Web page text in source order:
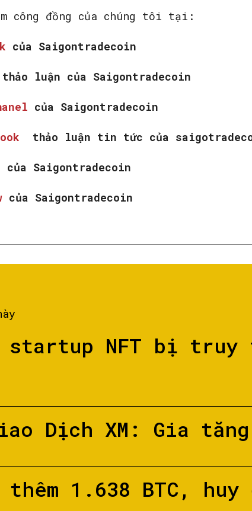
công đồng của chúng tôi tại:
của Saigontradecoin
thảo luận của Saigontradecoin
của Saigontradecoin
thảo luận tin tức của
của Saigontradecoin
của Saigontradecoin
startup NFT bị
Dịch XM: Gia
1.638 BTC, huy